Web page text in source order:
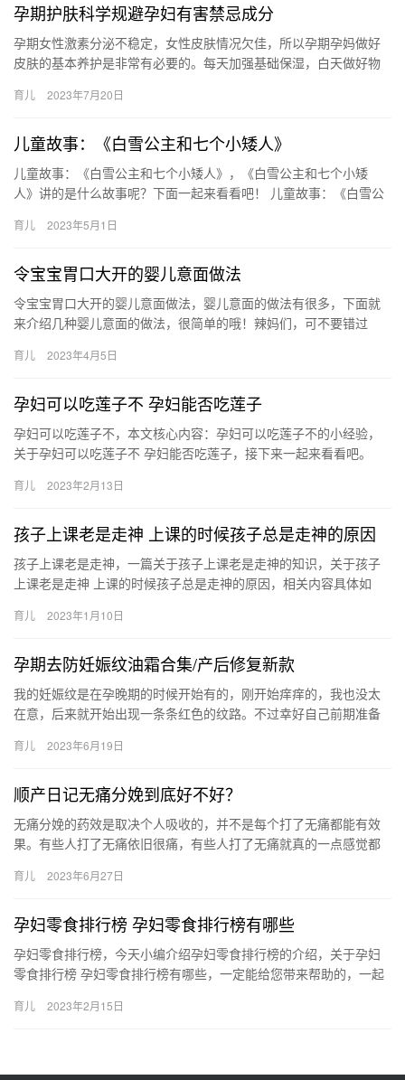
孕期护肤科学规避孕妇有害禁忌成分
孕期女性激素分泌不稳定，女性皮肤情况欠佳，所以孕期孕妈做好
皮肤的基本养护是非常有必要的。每天加强基础保湿，白天做好物
女性…
育儿 2023年7月20日
儿童故事：《白雪公主和七个小矮人》
儿童故事：《白雪公主和七个小矮人》，《白雪公主和七个小矮
人》讲的是什么故事呢？下面一起来看看吧！ 儿童故事：《白雪公
听的…
育儿 2023年5月1日
令宝宝胃口大开的婴儿意面做法
令宝宝胃口大开的婴儿意面做法，婴儿意面的做法有很多，下面就
来介绍几种婴儿意面的做法，很简单的哦！辣妈们，可不要错过
虾，洋…
育儿 2023年4月5日
孕妇可以吃莲子不 孕妇能否吃莲子
孕妇可以吃莲子不，本文核心内容：孕妇可以吃莲子不的小经验，
关于孕妇可以吃莲子不 孕妇能否吃莲子，接下来一起来看看吧。
可…
育儿 2023年2月13日
孩子上课老是走神 上课的时候孩子总是走神的原因
孩子上课老是走神，一篇关于孩子上课老是走神的知识，关于孩子
上课老是走神 上课的时候孩子总是走神的原因，相关内容具体如
上…
育儿 2023年1月10日
孕期去防妊娠纹油霜合集/产后修复新款
我的妊娠纹是在孕晚期的时候开始有的，刚开始痒痒的，我也没太
在意，后来就开始出现一条条红色的纹路。不过幸好自己前期准备
候开…
育儿 2023年6月19日
顺产日记无痛分娩到底好不好？
无痛分娩的药效是取决个人吸收的，并不是每个打了无痛都能有效
果。有些人打了无痛依旧很痛，有些人打了无痛就真的一点感觉都
吸…
育儿 2023年6月27日
孕妇零食排行榜 孕妇零食排行榜有哪些
孕妇零食排行榜，今天小编介绍孕妇零食排行榜的介绍，关于孕妇
零食排行榜 孕妇零食排行榜有哪些，一定能给您带来帮助的，一起
育儿 2023年2月15日